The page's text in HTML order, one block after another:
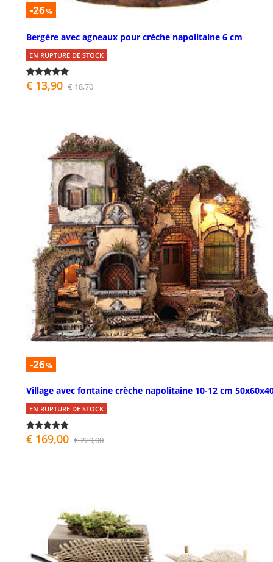
-26%
Bergère avec agneaux pour crèche napolitaine 6 cm
EN RUPTURE DE STOCK
€ 13,90 € 18,70
-26%
Village avec fontaine crèche napolitaine 10-12 cm
EN RUPTURE DE STOCK
€ 169,00 € 229,00